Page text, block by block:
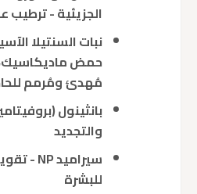
الجزيئية-
نبات السنتيلا
حمض
مُهدئ ومُرمم
بانثينول
والتجديد
سيراميد NP
-
للبشرة